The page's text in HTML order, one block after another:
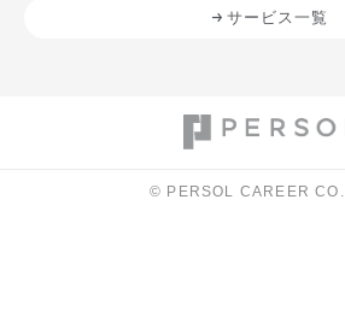
サービス一覧
© PERSOL CAREER